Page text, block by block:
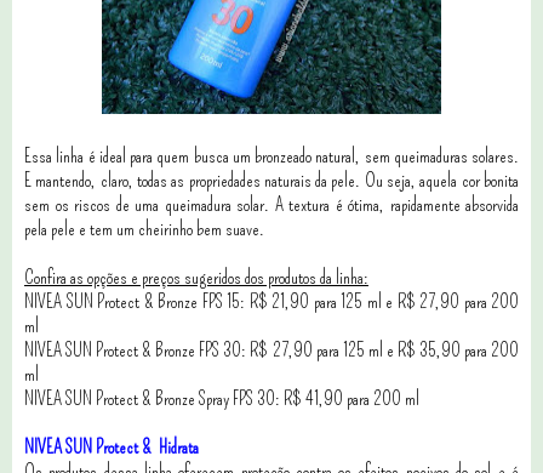
Essa linha é ideal para quem busca um bronzeado natural, sem queimaduras solares.
E mantendo, claro, todas as propriedades naturais da pele. Ou seja, aquela cor bonita
sem os riscos de uma queimadura solar. A textura é ótima, rapidamente absorvida
pela pele e tem um cheirinho bem suave.
Confira as opções e preços sugeridos dos produtos da linha:
NIVEA SUN Protect & Bronze FPS 15: R$ 21,90 para 125 ml e R$ 27,90 para 200
ml
NIVEA SUN Protect & Bronze FPS 30: R$ 27,90 para 125 ml e R$ 35,90 para 200
ml
NIVEA SUN Protect & Bronze Spray FPS 30: R$ 41,90 para 200 ml
NIVEA SUN Protect & Hidrata